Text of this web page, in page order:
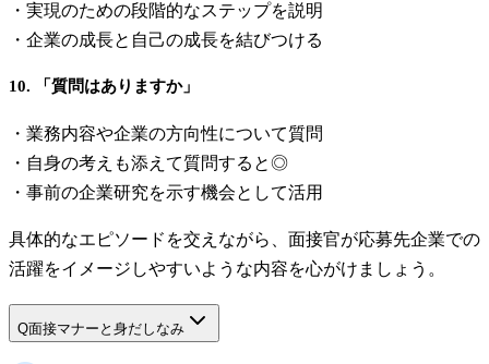
・実現のための段階的なステップを説明
・企業の成長と自己の成長を結びつける
10. 「質問はありますか」
・業務内容や企業の方向性について質問
・自身の考えも添えて質問すると◎
・事前の企業研究を示す機会として活用
具体的なエピソードを交えながら、面接官が応募先企業での
活躍をイメージしやすいような内容を心がけましょう。
Q面接マナーと身だしなみ